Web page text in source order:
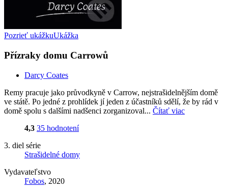
Pozrieť ukážkuUkážka
Přízraky domu Carrowů
Darcy Coates
Remy pracuje jako průvodkyně v Carrow, nejstrašidelnějším domě
ve státě. Po jedné z prohlídek jí jeden z účastníků sdělí, že by rád v
domě spolu s dalšími nadšenci zorganizoval... Čítať viac
4,3 35 hodnotení
3. diel série
Strašidelné domy
Vydavateľstvo
Fobos, 2020